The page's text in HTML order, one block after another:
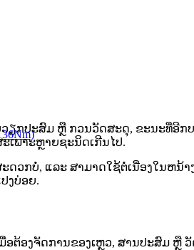
ວຽກປະສົມ ຫຼື ກວນວັດສະດຸ, ຂະນະທີ່ອີ
ເພາະຫຼາຍຊະນິດເກີນໄປ.
ດວກບໍ່, ແລະ ສາມາດໃຊ້ຕໍ່ເນື່ອງໃນຫ
ງບ່ອຍ.
ຕ້ອງຈັດການຂອງເຫຼວ, ສານປະສົມ ຫຼື